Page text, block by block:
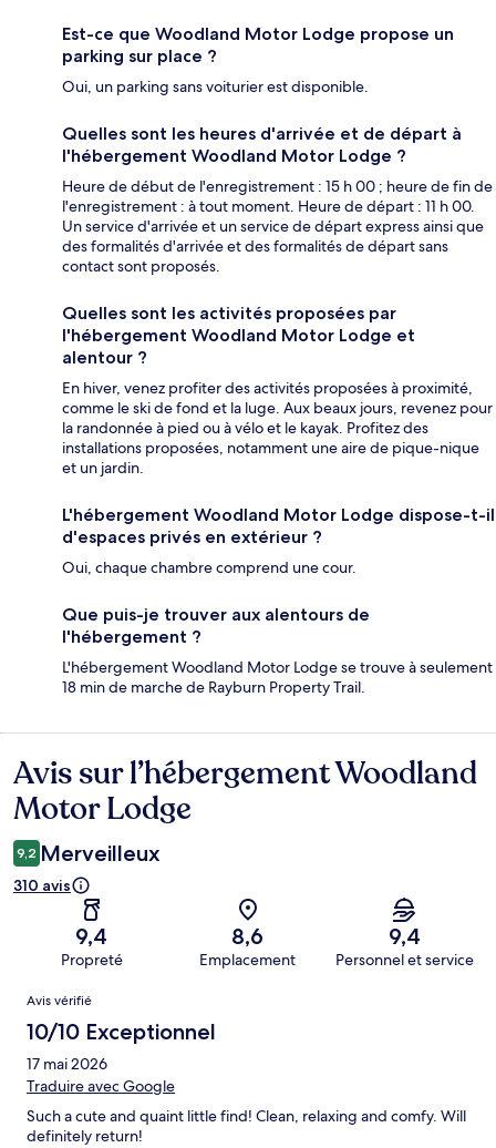
Est-ce que Woodland Motor Lodge propose un
parking sur place ?
Oui, un parking sans voiturier est disponible.
Quelles sont les heures d'arrivée et de départ à
l'hébergement Woodland Motor Lodge ?
Heure de début de l'enregistrement : 15 h 00 ; heure de fin de
l'enregistrement : à tout moment. Heure de départ : 11 h 00.
Un service d'arrivée et un service de départ express ainsi que
des formalités d'arrivée et des formalités de départ sans
contact sont proposés.
Quelles sont les activités proposées par
l'hébergement Woodland Motor Lodge et
alentour ?
En hiver, venez profiter des activités proposées à proximité,
comme le ski de fond et la luge. Aux beaux jours, revenez pour
la randonnée à pied ou à vélo et le kayak. Profitez des
installations proposées, notamment une aire de pique-nique
et un jardin.
L'hébergement Woodland Motor Lodge dispose-t-il
d'espaces privés en extérieur ?
Oui, chaque chambre comprend une cour.
Que puis-je trouver aux alentours de
l'hébergement ?
L'hébergement Woodland Motor Lodge se trouve à seulement
18 min de marche de Rayburn Property Trail.
Avis
Avis sur l’hébergement Woodland
Motor Lodge
9,2 Merveilleux
310 avis
9,4
Propreté
8,6
Emplacement
9,4
Personnel et service
Avis
Avis vérifié
10/10 Exceptionnel
17 mai 2026
Traduire avec Google
Such a cute and quaint little find! Clean, relaxing and comfy. Will
definitely return!